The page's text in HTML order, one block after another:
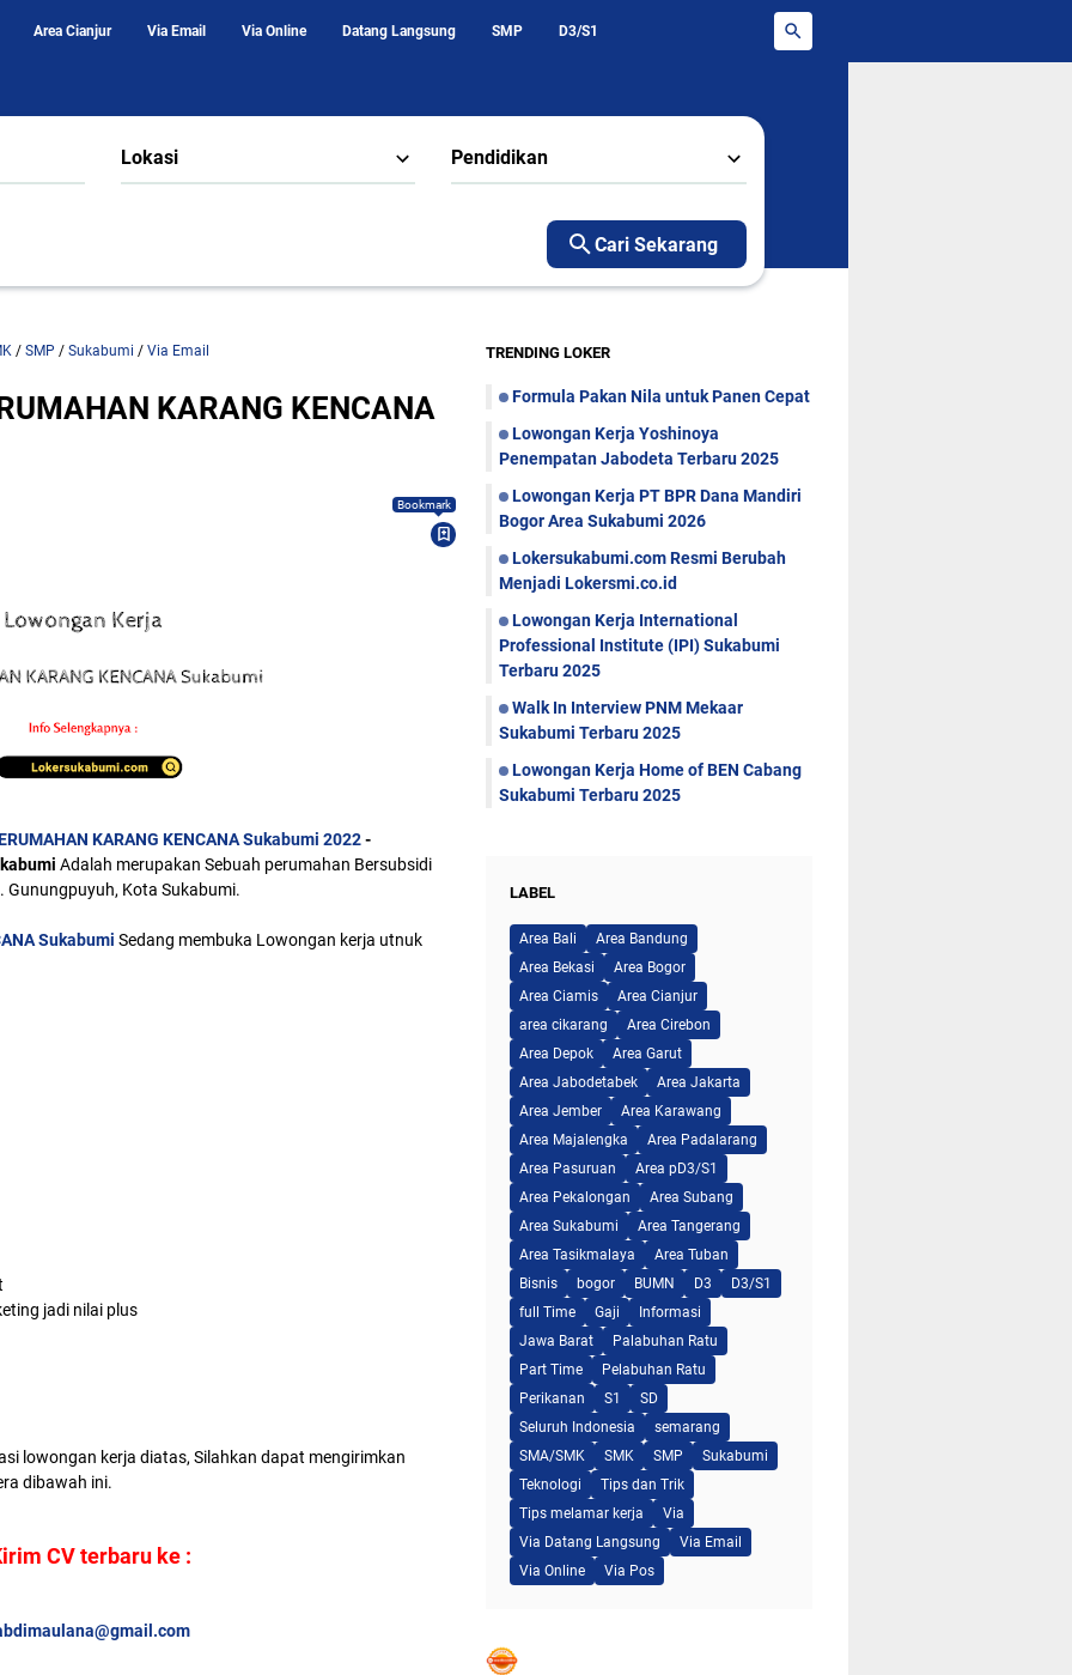
Area Cianjur Via Email Via Online Datang Langsung SMP D3/S1
Lokasi Pendidikan
Cari Sekarang
/ SMP / Sukabumi / Via Email
KARANG KENCANA
Bookmark
KARANG KENCANA Sukabumi 2022-
Adalah merupakan Sebuah perumahan Bersubsidi
Gunungpuyuh, Kota Sukabumi.
Sukabumi Sedang membuka Lowongan kerja utnuk
jadi nilai plus
lowongan kerja diatas, Silahkan dapat mengirimkan
dibawah ini.
CV terbaru ke :
TRENDING LOKER
Formula Pakan Nila untuk Panen Cepat
Lowongan Kerja Yoshinoya
Penempatan Jabodeta Terbaru 2025
Lowongan Kerja PT BPR Dana Mandiri
Bogor Area Sukabumi 2026
Lokersukabumi.com Resmi Berubah
Menjadi Lokersmi.co.id
Lowongan Kerja International
Professional Institute (IPI) Sukabumi
Terbaru 2025
Walk In Interview PNM Mekaar
Sukabumi Terbaru 2025
Lowongan Kerja Home of BEN Cabang
Sukabumi Terbaru 2025
LABEL
Area Bali
Area Bandung
Area Bekasi
Area Bogor
Area Ciamis
Area Cianjur
area cikarang
Area Cirebon
Area Depok
Area Garut
Area Jabodetabek
Area Jakarta
Area Jember
Area Karawang
Area Majalengka
Area Padalarang
Area Pasuruan
Area pD3/S1
Area Pekalongan
Area Subang
Area Sukabumi
Area Tangerang
Area Tasikmalaya
Area Tuban
Bisnis
bogor BUMN D3
D3/S1
full Time
Gaji
Informasi
Jawa Barat
Palabuhan Ratu
Part Time
Pelabuhan Ratu
Perikanan
S1
SD
Seluruh Indonesia
semarang
SMA/SMK
SMK SMP
Sukabumi
Teknologi
Tips dan Trik
Tips melamar kerja
Via
Via Datang Langsung
Via Email
Via Online
Via Pos